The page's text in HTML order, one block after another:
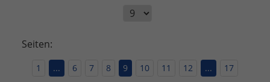
Seiten:
1 ... 6 7 8 9 10 11 12 ... 17